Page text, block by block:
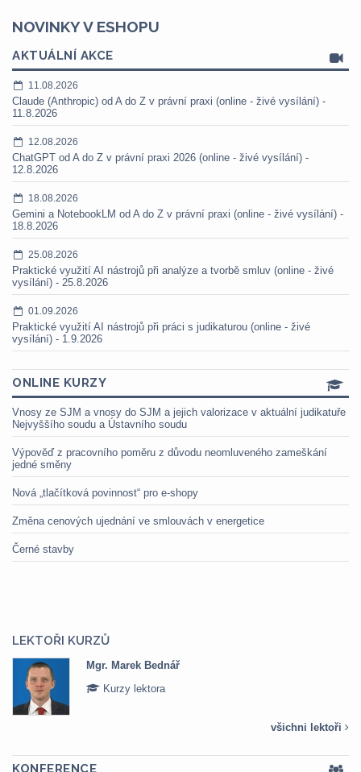
NOVINKY V ESHOPU
AKTUÁLNÍ AKCE
11.08.2026
Claude (Anthropic) od A do Z v právní praxi (online - živé vysílání) -
11.8.2026
12.08.2026
ChatGPT od A do Z v právní praxi 2026 (online - živé vysílání) -
12.8.2026
18.08.2026
Gemini a NotebookLM od A do Z v právní praxi (online - živé vysílání) -
18.8.2026
25.08.2026
Praktické využití AI nástrojů při analýze a tvorbě smluv (online - živé
vysílání) - 25.8.2026
01.09.2026
Praktické využití AI nástrojů při práci s judikaturou (online - živé
vysílání) - 1.9.2026
ONLINE KURZY
Vnosy ze SJM a vnosy do SJM a jejich valorizace v aktuální judikatuře
Nejvyššího soudu a Ústavního soudu
Výpověď z pracovního poměru z důvodu neomluveného zameškání
jedné směny
Nová „tlačítková povinnost“ pro e-shopy
Změna cenových ujednání ve smlouvách v energetice
Černé stavby
LEKTOŘI KURZŮ
Mgr. Marek Bednář
Kurzy lektora
všichni lektoři
KONFERENCE